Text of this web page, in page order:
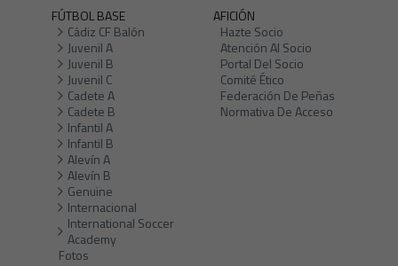
FÚTBOL BASE
Cádiz CF Balón
Juvenil A
Juvenil B
Juvenil C
Cadete A
Cadete B
Infantil A
Infantil B
Alevín A
Alevín B
Genuine
Internacional
International Soccer
Academy
Fotos
AFICIÓN
Hazte Socio
Atención Al Socio
Portal Del Socio
Comité Ético
Federación De Peñas
Normativa De Acceso